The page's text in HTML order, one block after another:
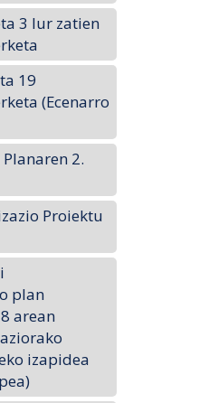
3 lur zatien
19
(Ecenarro
2.
Proiektu
plan
arean
izapidea